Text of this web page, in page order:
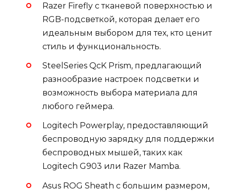
Razer Firefly с тканевой поверхностью и
RGB-подсветкой, которая делает его
идеальным выбором для тех, кто ценит
стиль и функциональность.
SteelSeries QcK Prism, предлагающий
разнообразие настроек подсветки и
возможность выбора материала для
любого геймера.
Logitech Powerplay, предоставляющий
беспроводную зарядку для поддержки
беспроводных мышей, таких как
Logitech G903 или Razer Mamba.
Asus ROG Sheath с большим размером,